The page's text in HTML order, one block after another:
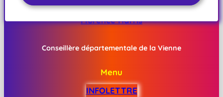
Florence Harris
Conseillère départementale de la Vienne
Menu
INFOLETTRE